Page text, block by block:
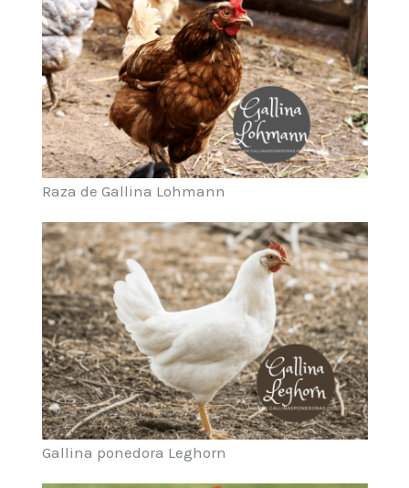
Raza de Gallina Lohmann
Gallina ponedora Leghorn